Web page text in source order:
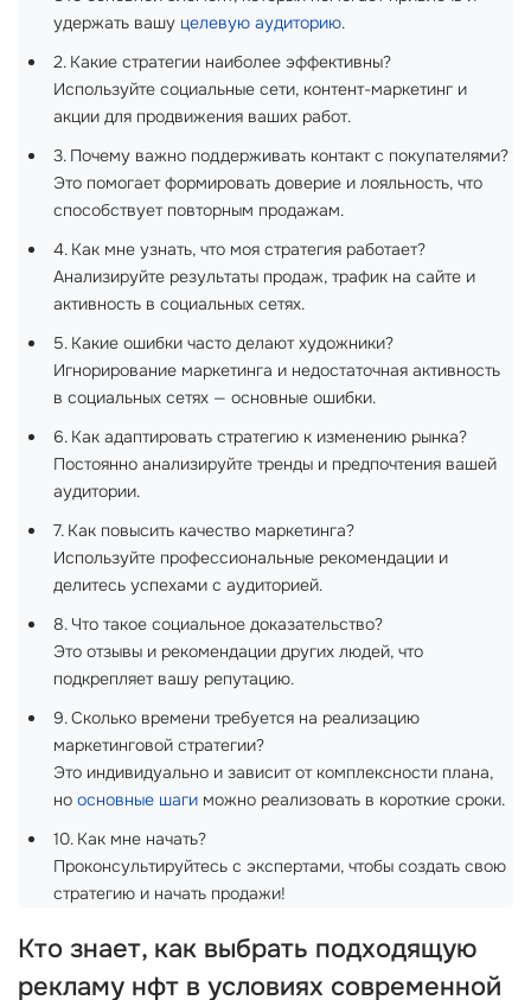
удержать вашу целевую аудиторию.
2. Какие стратегии наиболее эффективны?
Используйте социальные сети, контент-маркетинг и
акции для продвижения ваших работ.
3. Почему важно поддерживать контакт с покупателями?
Это помогает формировать доверие и лояльность, что
способствует повторным продажам.
4. Как мне узнать, что моя стратегия работает?
Анализируйте результаты продаж, трафик на сайте и
активность в социальных сетях.
5. Какие ошибки часто делают художники?
Игнорирование маркетинга и недостаточная активность
в социальных сетях — основные ошибки.
6. Как адаптировать стратегию к изменению рынка?
Постоянно анализируйте тренды и предпочтения вашей
аудитории.
7. Как повысить качество маркетинга?
Используйте профессиональные рекомендации и
делитесь успехами с аудиторией.
8. Что такое социальное доказательство?
Это отзывы и рекомендации других людей, что
подкрепляет вашу репутацию.
9. Сколько времени требуется на реализацию
маркетинговой стратегии?
Это индивидуально и зависит от комплексности плана,
но основные шаги можно реализовать в короткие сроки.
10. Как мне начать?
Проконсультируйтесь с экспертами, чтобы создать свою
стратегию и начать продажи!
Кто знает, как выбрать подходящую
рекламу нфт в условиях современной